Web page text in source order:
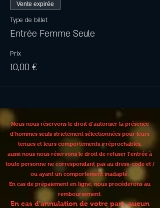
Vente expirée
Type de billet
Entrée Femme Seule
Prix
10,00 €
Nous nous réservons le droit d’autoriser la présence
d’hommes seuls strictement sélectionnées pour leurs
tenues et leurs comportements irréprochables,
aussi nous nous réservons le droit de refuser l’entrée à
toute personne ne correspondant pas au dress-code et /
ou ayant un comportement inadapté.
En cas de prépaiement en ligne, nous procèderons au
remboursement.
En cas d'annulation de votre part, aucun